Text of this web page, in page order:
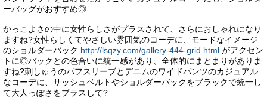
ーバッグがおすすめ◎
かっこよさの中に女性らしさがプラスされて、さらにおしゃれになり
ますね?女性らしくてやさしい雰囲気のコーデに、モードなイメージ
のショルダーバック http://lsqzy.com/gallery-444-grid.html がアクセン
トに◎バックとの色合いに統一感があり、全体的にまとまりがありま
すね?刺しゅうのパフスリーブとデニムのワイドパンツのカジュアル
なコーデに、サッシュベルトやショルダーバックをブラックで統一し
て大人っぽさをプラスして?